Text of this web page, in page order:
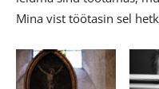
Mina vist töötasin sel